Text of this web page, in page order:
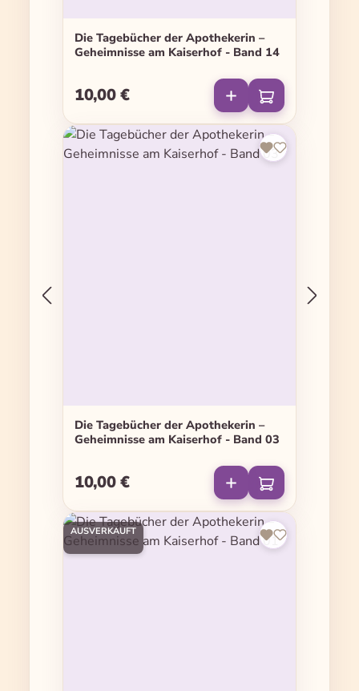
Die Tagebücher der Apothekerin –
Geheimnisse am Kaiserhof - Band 14
Regulärer Preis:
10,00 €
Die Tagebücher der Apothekerin –
Geheimnisse am Kaiserhof - Band 03
Regulärer Preis:
10,00 €
AUSVERKAUFT